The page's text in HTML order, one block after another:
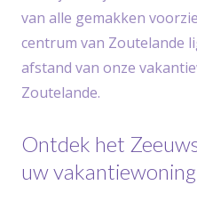
van alle gemakken
centrum van Zoutelande
afstand van onze
Zoutelande.
Ontdek het
uw